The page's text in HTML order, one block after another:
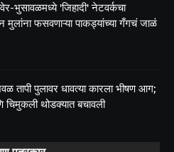
भुसावळमध्ये 'जिहादी' नेटवर्कचा
मुलांना फसवणाऱ्या पाकड्यांच्या गँगचं जाळं
तापी पुलावर धावत्या कारला भीषण आग;
थोडक्यात बचावली